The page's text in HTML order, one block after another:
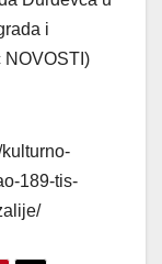
i
NOVOSTI)
189-tis-